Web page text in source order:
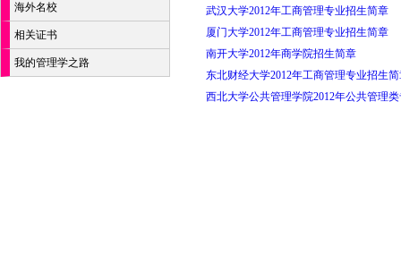
海外名校
相关证书
我的管理学之路
武汉大学2012年工商管理专业招生简章
厦门大学2012年工商管理专业招生简章
南开大学2012年商学院招生简章
东北财经大学2012年工商管理专业招生
西北大学公共管理学院2012年公共管理